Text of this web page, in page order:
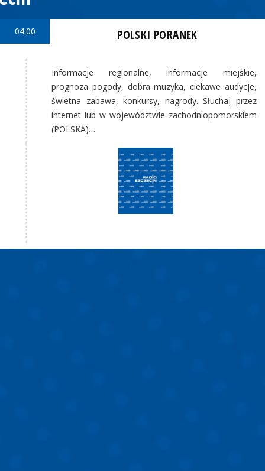
04:00 POLSKI PORANEK
Informacje regionalne, informacje miejskie,
prognoza pogody, dobra muzyka, ciekawe audycje,
świetna zabawa, konkursy, nagrody. Słuchaj przez
internet lub w województwie zachodniopomorskiem
(POLSKA)…